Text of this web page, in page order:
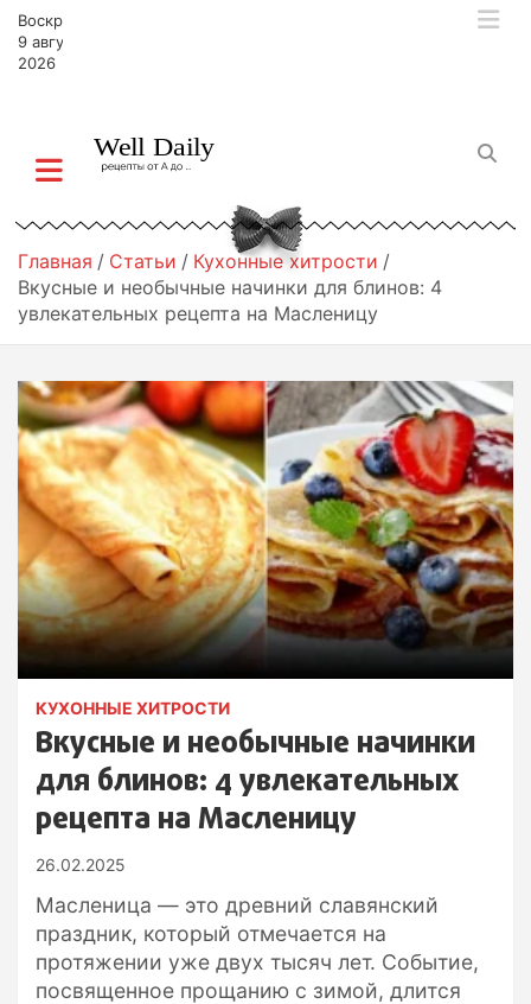
Воскресенье,
9 августа,
2026
Главная Статьи
Кухонные хитрости
Вкусные и необычные начинки для блинов: 4
увлекательных рецепта на Масленицу
КУХОННЫЕ ХИТРОСТИ
Вкусные и необычные начинки
для блинов: 4 увлекательных
рецепта на Масленицу
26.02.2025
Масленица — это древний славянский
праздник, который отмечается на
протяжении уже двух тысяч лет. Событие,
посвященное прощанию с зимой, длится